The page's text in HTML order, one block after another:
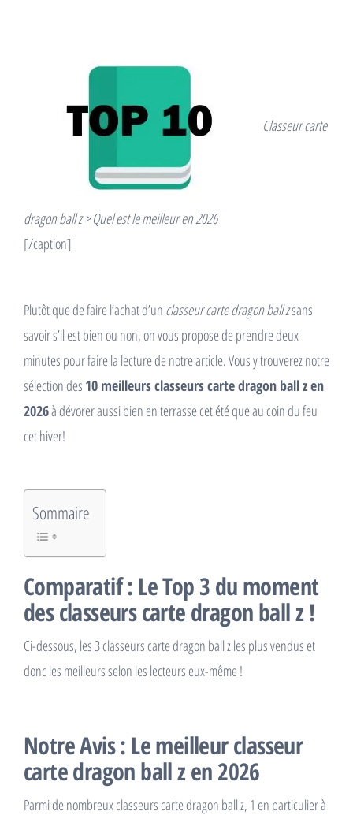
Classeur carte
dragon ball z > Quel est le meilleur en 2026
[/caption]
Plutôt que de faire l’achat d’un classeur carte dragon ball zsans
savoir s’il est bien ou non, on vous propose de prendre deux
minutes pour faire la lecture de notre article. Vous y trouverez notre
sélection des 10 meilleurs classeurs carte dragon ball z en
2026à dévorer aussi bien en terrasse cet été que au coin du feu
cet hiver!
Sommaire
Comparatif : Le Top 3 du moment
des classeurs carte dragon ball z !
Ci-dessous, les 3 classeurs carte dragon ball z les plus vendus et
donc les meilleurs selon les lecteurs eux-même !
Notre Avis : Le meilleur classeur
carte dragon ball z en 2026
Parmi de nombreux classeurs carte dragon ball z, 1 en particulier à